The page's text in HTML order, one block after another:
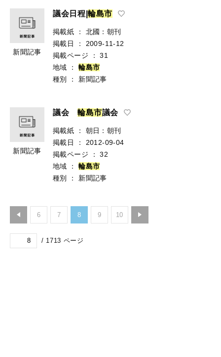
新聞記事
議会日程|輪島市
掲載紙 ：
北國：朝刊
掲載日
：
2009-11-12
掲載ページ
：
31
地域
： 輪島市
種別
： 新聞記事
新聞記事
議会 輪島市議会
掲載紙 ：
朝日：朝刊
掲載日
：
2012-09-04
掲載ページ
：
32
地域
： 輪島市
種別
： 新聞記事
6 7 8 9 10
/ 1713 ページ